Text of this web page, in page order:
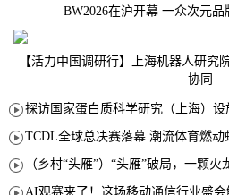
BW2026在沪开幕 一众次元品
【活力中国调研行】上海机器人研究
协同
TCDL全球总决赛落幕 潮流体育燃动